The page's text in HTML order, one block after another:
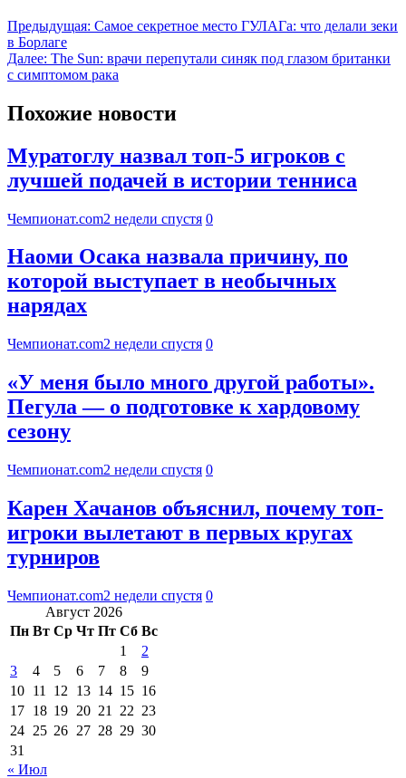
Предыдущая: Самое секретное место ГУЛАГа: что делали зеки
в Борлаге
Далее: The Sun: врачи перепутали синяк под глазом британки
с симптомом рака
Похожие новости
Муратоглу назвал топ-5 игроков с
лучшей подачей в истории тенниса
Чемпионат.com2 недели спустя 0
Наоми Осака назвала причину, по
которой выступает в необычных
нарядах
Чемпионат.com2 недели спустя 0
«У меня было много другой работы».
Пегула — о подготовке к хардовому
сезону
Чемпионат.com2 недели спустя 0
Карен Хачанов объяснил, почему топ-
игроки вылетают в первых кругах
турниров
Чемпионат.com2 недели спустя 0
Август 2026
Пн Вт Ср Чт Пт Сб Вс
1
2
3
4 5 6 7 8
9
10 11 12 13 14 15 16
17 18 19 20 21 22 23
24 25 26 27 28 29 30
31
« Июл